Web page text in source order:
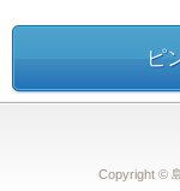
ピ
Copyright ©